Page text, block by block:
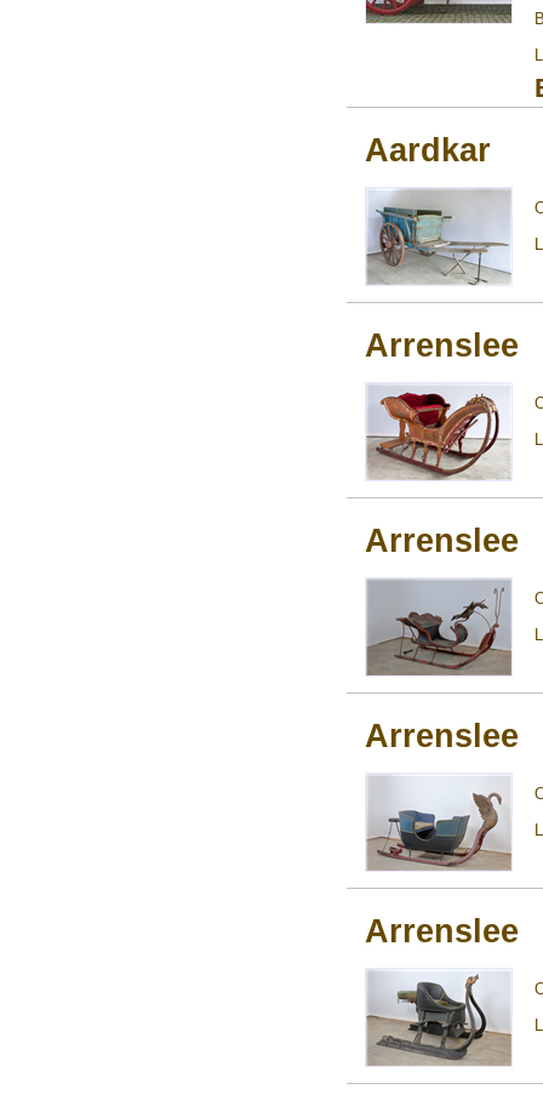
Aardkar
Arrenslee
Arrenslee
Arrenslee
Arrenslee